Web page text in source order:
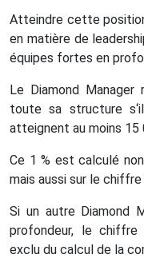
Atteindre cette
en matière de
équipes fortes en
Le Diamond
toute sa structure
atteignent au moins 15
Ce 1 % est calculé
mais aussi sur le
Si un autre Diamond
profondeur, le
exclu du calcul de la